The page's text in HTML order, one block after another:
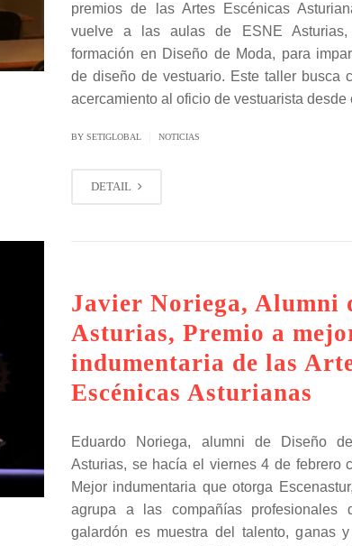
premios de las Artes Escénicas
vuelve a las aulas de ESNE
formación en Diseño de Moda, para
de diseño de vestuario. Este taller busca
acercamiento al oficio de vestuarista
BY SETIGLOBAL NOTICIAS
DETAIL
Javier Noriega, Alumni
Asturias, Premio a
indumentaria de las
Escénicas Asturianas
Eduardo Noriega, alumni de Diseño
Asturias, se hacía el viernes 4 de febrero
Mejor indumentaria que otorga
agrupa a las compañías profesionales
galardón es muestra del talento, ganas